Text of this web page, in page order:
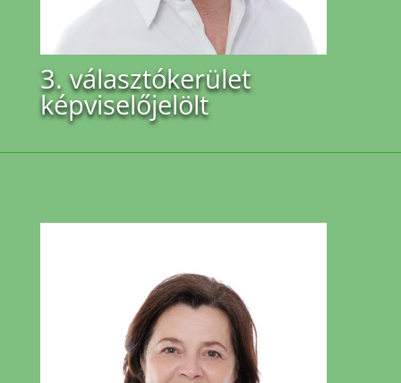
3. választókerület
képviselőjelölt